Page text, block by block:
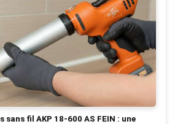
fil AKP 18-600 AS FEIN : une